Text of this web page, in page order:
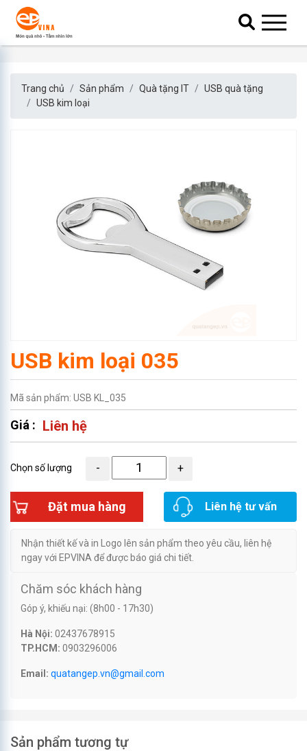
Trang chủ Sản phẩm Quà tặng IT
USB quà tặng
USB kim loại
USB kim loại 035
Mã sản phẩm: USB KL_035
Giá : Liên hệ
Chọn số lượng
Đặt mua hàng Liên hệ tư vấn
Nhận thiết kế và in Logo lên sản phẩm theo yêu cầu, liên hệ
ngay với EPVINA để được báo giá chi tiết.
Chăm sóc khách hàng
Góp ý, khiếu nại: (8h00 - 17h30)
Hà Nội: 02437678915
TP.HCM: 0903296006
Email: quatangep.vn@gmail.com
Sản phẩm tương tự